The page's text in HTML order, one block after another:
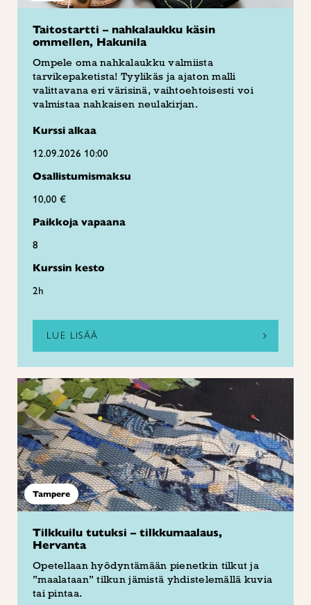
Taitostartti – nahkalaukku käsin
ommellen, Hakunila
Ompele oma nahkalaukku valmiista
tarvikepaketista! Tyylikäs ja ajaton malli
valittavana eri värisinä, vaihtoehtoisesti voi
valmistaa nahkaisen neulakirjan.
Kurssi alkaa
12.09.2026 10:00
Osallistumismaksu
10,00 €
Paikkoja vapaana
8
Kurssin kesto
2h
LUE LISÄÄ
Tampere
Tilkkuilu tutuksi – tilkkumaalaus,
Hervanta
Opetellaan hyödyntämään pienetkin tilkut ja
”maalataan” tilkun jämistä yhdistelemällä kuvia
tai pintaa.